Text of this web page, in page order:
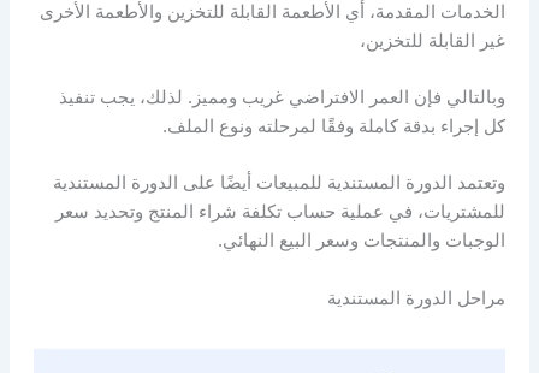
الخدمات المقدمة، أي الأطعمة القابلة للتخزين والأطعمة الأخرى
غير القابلة للتخزين،
وبالتالي فإن العمر الافتراضي غريب ومميز. لذلك، يجب تنفيذ
كل إجراء بدقة كاملة وفقًا لمرحلته ونوع الملف.
وتعتمد الدورة المستندية للمبيعات أيضًا على الدورة المستندية
للمشتريات، في عملية حساب تكلفة شراء المنتج وتحديد سعر
الوجبات والمنتجات وسعر البيع النهائي.
مراحل الدورة المستندية